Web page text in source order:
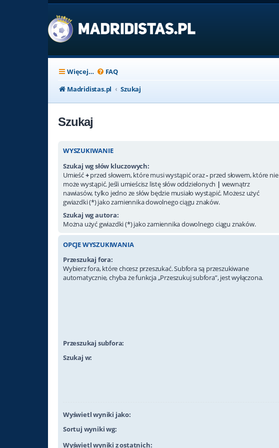
Więcej… FAQ
Madridistas.pl
Szukaj
Szukaj
WYSZUKIWANIE
Szukaj wg słów kluczowych:
Umieść+przed słowem, które musi wystąpić oraz- przed słowem, które nie
może wystąpić. Jeśli umieścisz listę słów oddzielonych | wewnątrz
nawiasów, tylko jedno ze słów będzie musiało wystąpić. Możesz użyć
gwiazdki (*) jako zamiennika dowolnego ciągu znaków.
Szukaj wg autora:
Można użyć gwiazdki (*) jako zamiennika dowolnego ciągu znaków.
OPCJE WYSZUKIWANIA
Przeszukaj fora:
Wybierz fora, które chcesz przeszukać. Subfora są przeszukiwane
automatycznie, chyba że funkcja „Przeszukuj subfora”, jest wyłączona.
Przeszukaj subfora:
Szukaj w:
Wyświetl wyniki jako:
Sortuj wyniki wg:
Wyświetl wyniki z ostatnich: